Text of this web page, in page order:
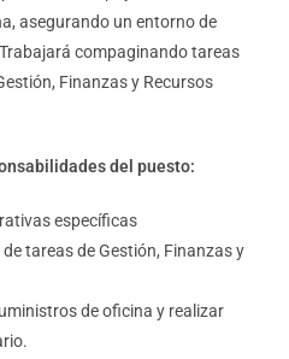
asegurando un entorno de
compaginando tareas
Finanzas y Recursos
del puesto:
específicas
tareas de Gestión, Finanzas y
de oficina y realizar